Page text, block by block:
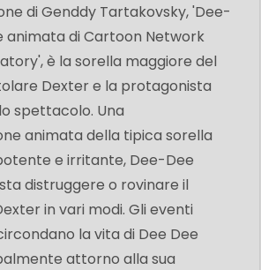
di Genddy Tartakovsky, 'Dee-
animata di Cartoon Network
è la sorella maggiore del
Dexter e la protagonista
spettacolo. Una
animata della tipica sorella
e irritante, Dee-Dee
distruggere o rovinare il
in vari modi. Gli eventi
la vita di Dee Dee
attorno alla sua